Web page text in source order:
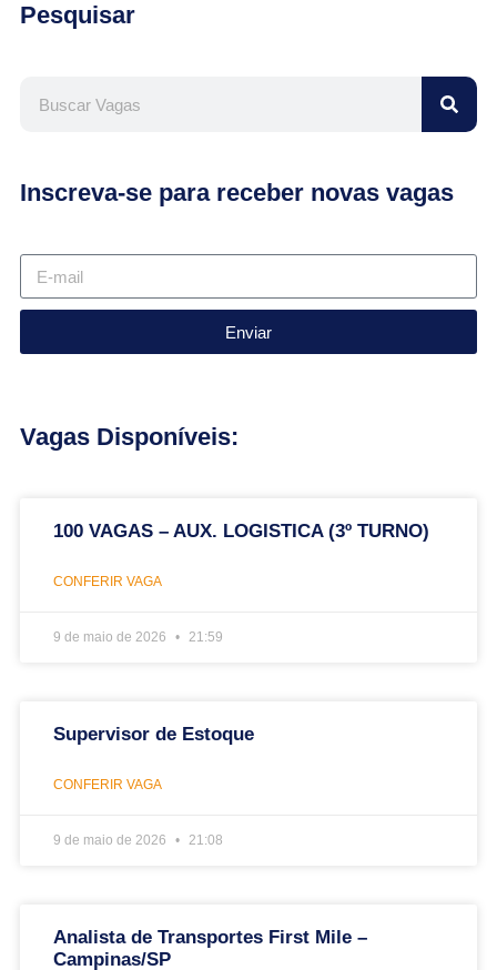
Pesquisar
Inscreva-se para receber novas vagas
Enviar
Vagas Disponíveis:
100 VAGAS – AUX. LOGISTICA (3º TURNO)
CONFERIR VAGA
9 de maio de 2026 21:59
Supervisor de Estoque
CONFERIR VAGA
9 de maio de 2026 21:08
Analista de Transportes First Mile –
Campinas/SP